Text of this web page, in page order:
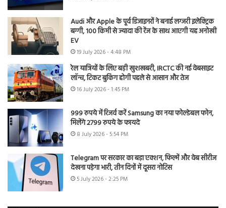
Audi और Apple के पूर्व डिजाइनरों ने बनाई लग्जरी इलेक्ट्रिक
बग्गी, 100 किमी से ज्यादा की रेंज के साथ आएगी यह अनोखी
EV
19 July 2026 - 4:48 PM
रेल यात्रियों के लिए बड़ी खुशखबरी, IRCTC की नई वेबसाइट
लॉन्च, टिकट बुकिंग होगी पहले से आसान और तेज
16 July 2026 - 1:45 PM
999 रुपये में रिजर्व करें Samsung का नया फोल्डेबल फोन,
मिलेंगे 2799 रुपये के फायदे
8 July 2026 - 5:54 PM
Telegram पर सरकार का बड़ा एक्शन, फिल्में और वेब सीरीज
देखना पड़ेगा भारी, तीन दिनों में दूसरा नोटिस
5 July 2026 - 2:25 PM